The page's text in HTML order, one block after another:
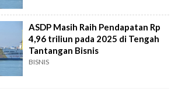
ASDP Masih Raih Pendapatan Rp
4,96 triliun pada 2025 di Tengah
Tantangan Bisnis
BISNIS